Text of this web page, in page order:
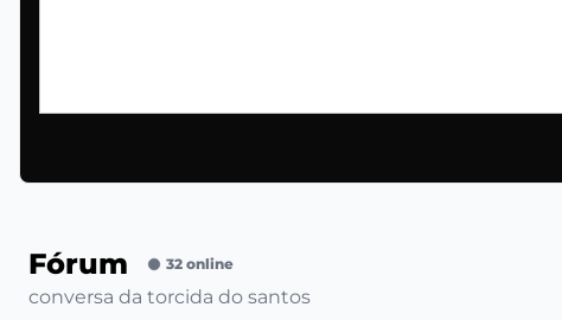
Fórum 32 online
conversa da torcida do santos